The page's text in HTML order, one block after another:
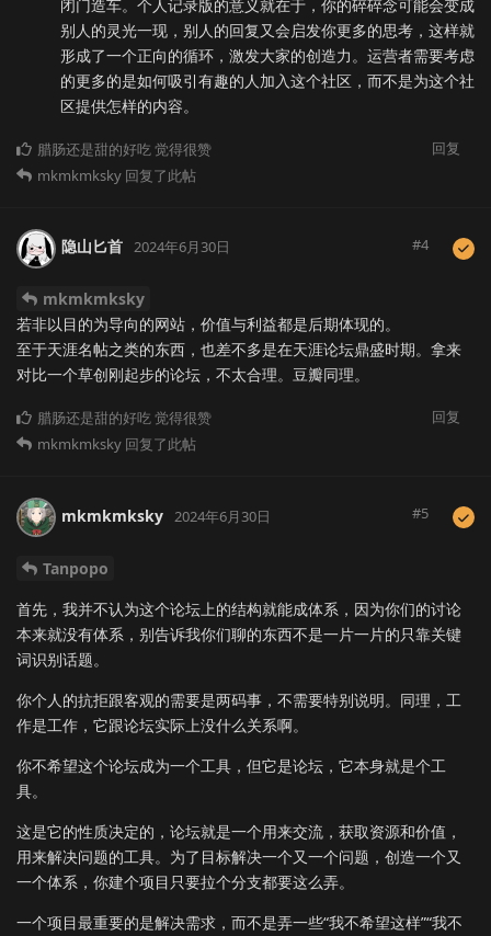
闭门造车。个人记录版的意义就在于，你的碎碎念可能会变成
别人的灵光一现，别人的回复又会启发你更多的思考，这样就
形成了一个正向的循环，激发大家的创造力。运营者需要考虑
的更多的是如何吸引有趣的人加入这个社区，而不是为这个社
区提供怎样的内容。
回复
腊肠还是甜的好吃觉得很赞
mkmkmksky 回复了此帖
隐山匕首 2024年6月30日 #4
mkmkmksky
若非以目的为导向的网站，价值与利益都是后期体现的。
至于天涯名帖之类的东西，也差不多是在天涯论坛鼎盛时期。拿来
对比一个草创刚起步的论坛，不太合理。豆瓣同理。
回复
腊肠还是甜的好吃觉得很赞
mkmkmksky 回复了此帖
mkmkmksky 2024年6月30日 #5
Tanpopo
首先，我并不认为这个论坛上的结构就能成体系，因为你们的讨论
本来就没有体系，别告诉我你们聊的东西不是一片一片的只靠关键
词识别话题。
你个人的抗拒跟客观的需要是两码事，不需要特别说明。同理，工
作是工作，它跟论坛实际上没什么关系啊。
你不希望这个论坛成为一个工具，但它是论坛，它本身就是个工
具。
这是它的性质决定的，论坛就是一个用来交流，获取资源和价值，
用来解决问题的工具。为了目标解决一个又一个问题，创造一个又
一个体系，你建个项目只要拉个分支都要这么弄。
一个项目最重要的是解决需求，而不是弄一些“我不希望这样”“我不